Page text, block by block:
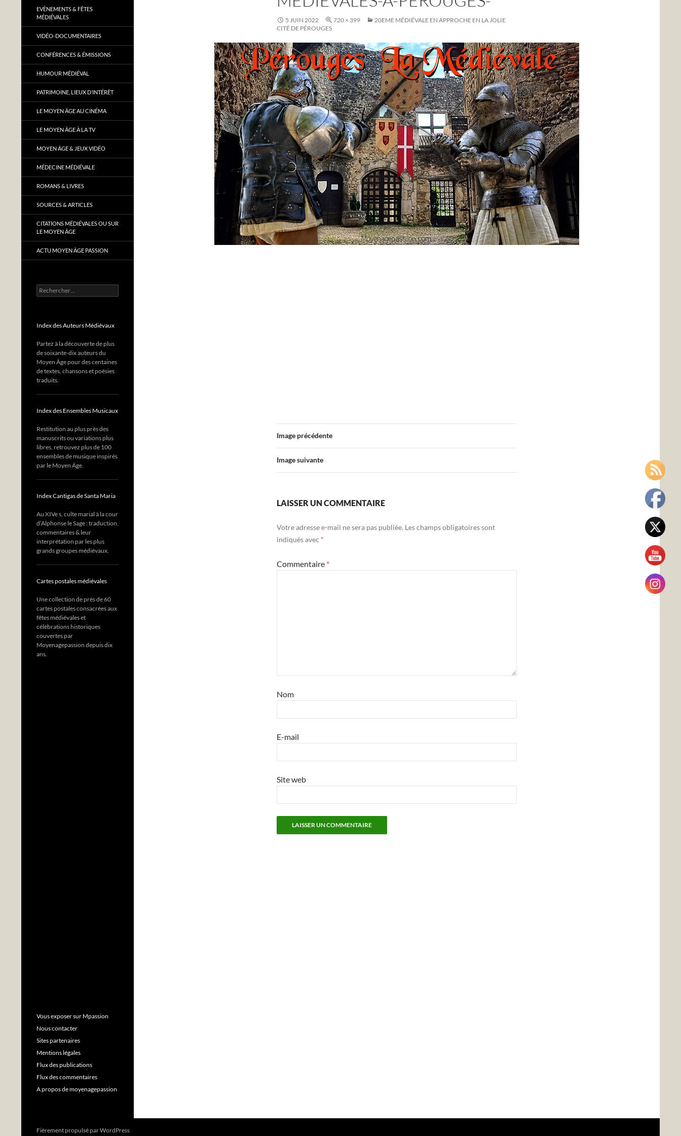
5 JUIN 2022 720 × 399
20EME MÉDIÉVALE EN APPROCHE EN LA JOLIE
CITÉ DE PÉROUGES
Image précédente
Image suivante
LAISSER UN COMMENTAIRE
Votre adresse e-mail ne sera pas publiée. Les champs obligatoires sont
indiqués avec *
Commentaire *
Nom
E-mail
Site web
EVÈNEMENTS & FÊTES
MÉDIÉVALES
VIDÉO-DOCUMENTAIRES
CONFÉRENCES & ÉMISSIONS
HUMOUR MÉDIÉVAL
PATRIMOINE, LIEUX D’INTÉRÊT
LE MOYEN ÂGE AU CINÉMA
LE MOYEN ÂGE À LA TV
MOYEN ÂGE & JEUX VIDÉO
MÉDECINE MÉDIÉVALE
ROMANS & LIVRES
SOURCES & ARTICLES
CITATIONS MÉDIÉVALES OU SUR
LE MOYEN ÂGE
ACTU MOYEN ÂGE PASSION
Rechercher :
Index des Auteurs Médiévaux
Partez à la découverte de plus
de soixante-dix auteurs du
Moyen Âge pour des centaines
de textes, chansons et poésies
traduits.
Index des Ensembles Musicaux
Restitution au plus près des
manuscrits ou variations plus
libres, retrouvez plus de 100
ensembles de musique inspirés
par le Moyen Âge.
Index Cantigas de Santa Maria
Au XIVe s, culte marial à la cour
d’Alphonse le Sage : traduction,
commentaires & leur
interprétation par les plus
grands groupes médiévaux.
Cartes postales médiévales
Une collection de près de 60
cartes postales consacrées aux
fêtes médiévales et
célébrations historiques
couvertes par
Moyenagepassion depuis dix
ans.
Vous exposer sur Mpassion
Nous contacter
Sites partenaires
Mentions légales
Flux des publications
Flux des commentaires
A propos de moyenagepassion
Fièrement propulsé par WordPress